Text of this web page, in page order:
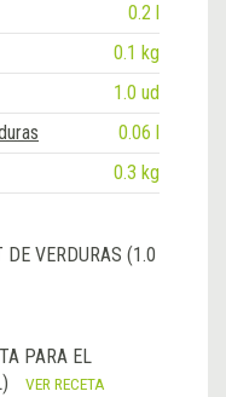
0.2 l
0.1 kg
1.0 ud
0.06 l
0.3 kg
DE VERDURAS (1.0
PARA EL
VER RECETA